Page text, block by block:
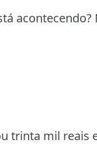
acontecendo?
trinta mil reais